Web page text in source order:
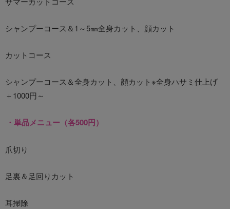
シャンプーコース＆1～5㎜全身カット、顔カット
カットコース
シャンプーコース＆全身カット、顔カット※全身ハサミ仕上げ
＋1000円～
・単品メニュー（各500円）
爪切り
足裏＆足回りカット
耳掃除